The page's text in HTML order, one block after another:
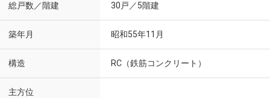
総戸数／階建 30戸／5階建
築年月 昭和55年11月
構造 RC（鉄筋コンクリート）
主方位